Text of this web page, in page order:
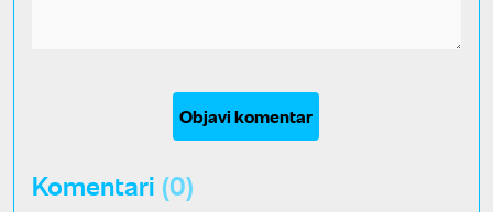
Objavi komentar
Komentari (0)